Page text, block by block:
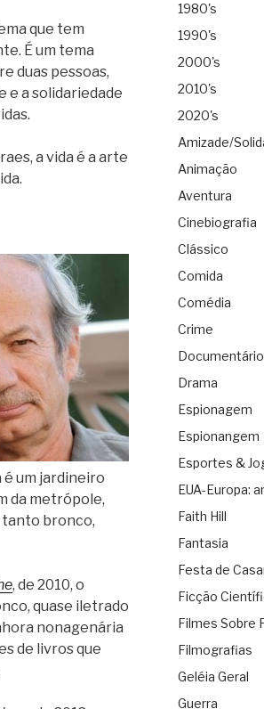
que tem
É um tema
duas pessoas,
e a solidariedade
a vida é a arte
é um jardineiro
da metrópole,
tanto bronco,
, de 2010, o
quase iletrado
nonagenária
de livros que
1980's
1990's
2000's
2010's
2020's
Amizade/
Animação
Aventura
Cinebiografia
Clássico
Comida
Comédia
Crime
Documentário
Drama
Espionagem
Espionangem
Esportes &
EUA-Europa:
Faith Hill
Fantasia
Festa de
Ficção
Filmes Sobre
Filmografias
Geléia Geral
Guerra